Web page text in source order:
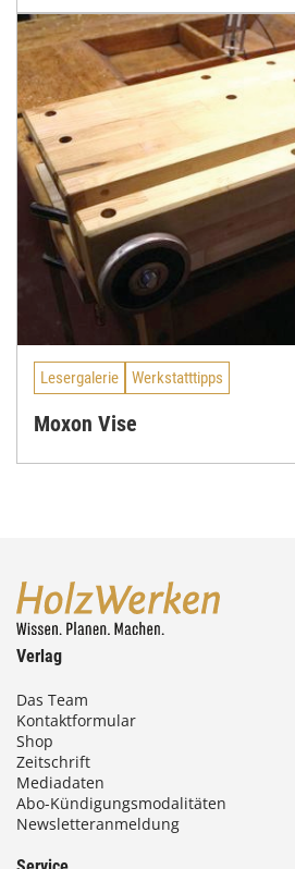
Lesergalerie Werkstatttipps
Moxon Vise
Verlag
Das Team
Kontaktformular
Shop
Zeitschrift
Mediadaten
Abo-Kündigungsmodalitäten
Newsletteranmeldung